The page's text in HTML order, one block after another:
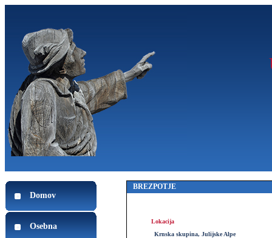
Domov
Osebna
BREZPOTJE
Lokacija
Krnska skupina, Julijske Alpe